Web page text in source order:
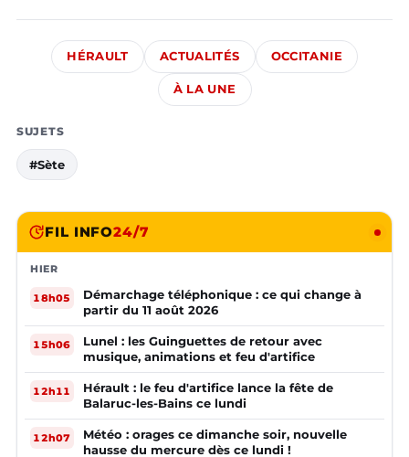
HÉRAULT ACTUALITÉS OCCITANIE
À LA UNE
SUJETS
#Sète
FIL INFO24/7
HIER
18h05
Démarchage téléphonique : ce qui change à
partir du 11 août 2026
15h06
Lunel : les Guinguettes de retour avec
musique, animations et feu d'artifice
12h11
Hérault : le feu d'artifice lance la fête de
Balaruc-les-Bains ce lundi
12h07
Météo : orages ce dimanche soir, nouvelle
hausse du mercure dès ce lundi !